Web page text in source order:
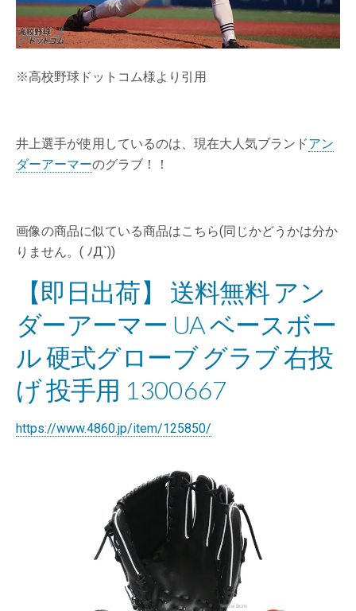
※高校野球ドットコム様より引用
井上選手が使用しているのは、現在大人気ブランドアン
ダーアーマーのグラブ！！
画像の商品に似ている商品はこちら(同じかどうかは分か
りません。( ﾉД`))
【即日出荷】 送料無料 アン
ダーアーマー UA ベースボー
ル 硬式グローブ グラブ 右投
げ 投手用 1300667
https://www.4860.jp/item/125850/